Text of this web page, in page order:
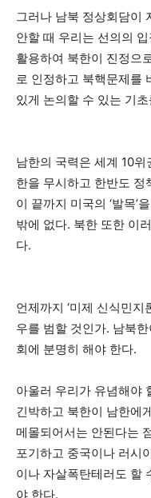
그러나 남북 정상회담이
안할 때 우리는 선의의
활용하여 북한이 진정으
로 인정하고 북핵문제를
있게 논의할 수 있는 기
남한의 국력은 세계 10
한을 무시하고 한반도
이 끝까지 미국의 ‘발목’
밖에 없다. 북한 또한 이
다.
언제까지 ‘미제 신식민지
우를 범할 것인가. 남북한
회에 분명히 해야 한다.
아울러 우리가 유념해야
긴박하고 북한이 남한에
메몰되어서는 안된다는
포기하고 중국이나 러시
이나 자살폭탄테러도 할
야 한다.